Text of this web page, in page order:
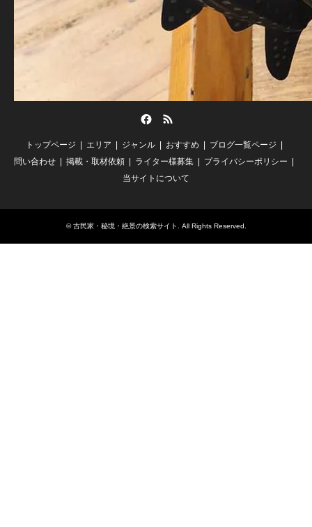
トップページ エリア ジャンル おすすめ
ブログ一覧ページ
問い合わせ
掲載・取材依頼 ライター様募集
プライバシーポリシー
当サイトについて
©古民家・秘境・絶景の検索サイト . All Rights Reserved.